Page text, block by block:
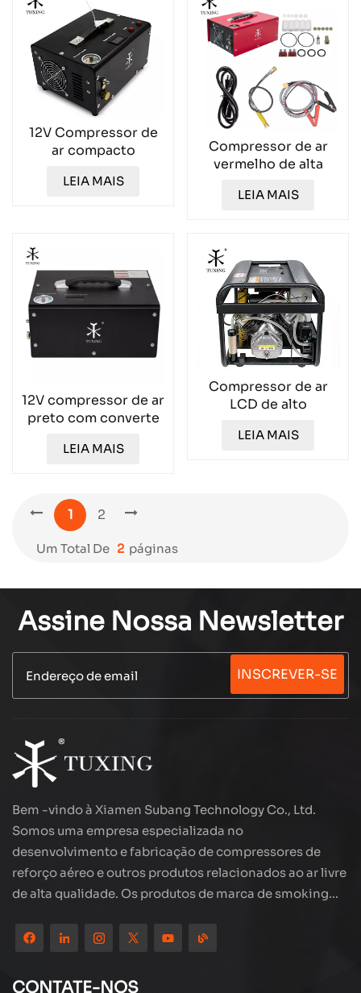
12V Compressor de
ar compacto
desligamento
LEIA MAIS
Compressor de ar
vermelho de alta
conversor de
LEIA MAIS
12V compressor de ar
preto com converte
incorporado
LEIA MAIS
Compressor de ar
LCD de alto
desempenho
LEIA MAIS
1 2
Um Total De 2 Páginas
Assine Nossa Newsletter
INSCREVER-SE
Bem -vindo à Xiamen Subang Technology Co., Ltd.
Somos uma empresa especializada no
desenvolvimento e fabricação de compressores de
reforço aéreo e outros produtos relacionados ao ar livre
de alta qualidade. Os produtos de marca de smoking
está localizada no belo cenário da cidade costeira -
Xiamen, nossos produtos são exportados para mais de
80 países e regiões, com excelente qualidade ganhou
CONTATE-NOS